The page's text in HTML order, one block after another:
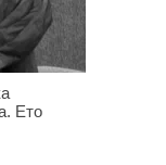
Ето